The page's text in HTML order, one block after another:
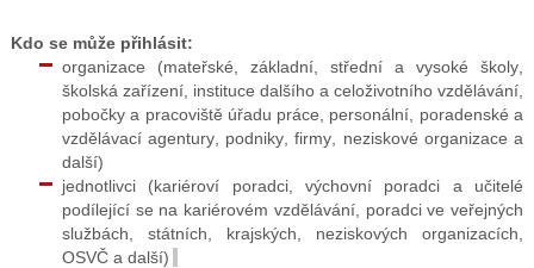
Kdo se může přihlásit:
organizace (mateřské, základní, střední a vysoké školy,
školská zařízení, instituce dalšího a celoživotního vzdělávání,
pobočky a pracoviště úřadu práce, personální, poradenské a
vzdělávací agentury, podniky, firmy, neziskové organizace a
další)
jednotlivci (kariéroví poradci, výchovní poradci a učitelé
podílející se na kariérovém vzdělávání, poradci ve veřejných
službách, státních, krajských, neziskových organizacích,
OSVČ a další)